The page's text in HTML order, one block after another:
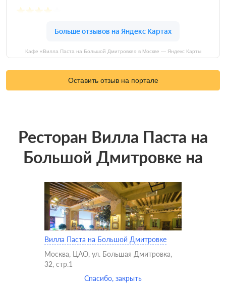
Кафе «Вилла Паста на Большой Дмитровке» в Москве — Яндекс Карты
Оставить отзыв на портале
Ресторан Вилла Паста на
Большой Дмитровке на
карте
Вилла Паста на Большой Дмитровке
Москва, ЦАО, ул. Большая Дмитровка,
32, стр.1
Спасибо, закрыть